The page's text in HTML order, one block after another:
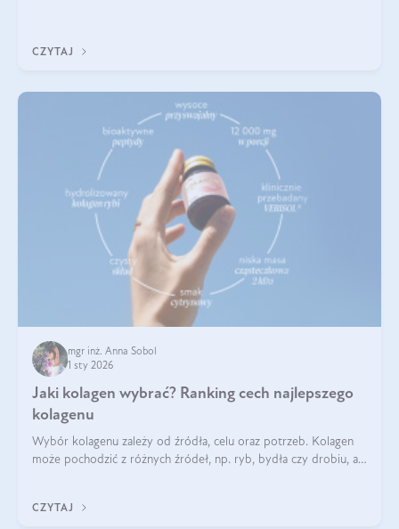
CZYTAJ
mgr inż. Anna Sobol
1 sty 2026
Jaki kolagen wybrać? Ranking cech najlepszego
kolagenu
Wybór kolagenu zależy od źródła, celu oraz potrzeb. Kolagen
może pochodzić z różnych źródeł, np. ryb, bydła czy drobiu, a
bydlęcy.
CZYTAJ